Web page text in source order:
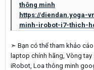
thông minh
https://diendan.yoga-
minh-irobot-i7-thich-
➣ Bạn có thể tham khảo
laptop chính hãng, Vòng
iRobot, Loa thông minh